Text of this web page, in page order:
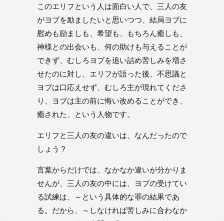
このエリフという人は面白い人で、三人の友
がヨブを励ましたいと思いつつ、結局ヨブに
慰めも励ましも、希望も、もちろん癒しも、
神様との出会いも、何の助けも与えることが
できず、むしろヨブを追い詰め苦しみを増さ
せたのに対し、エリフが語った後、不思議と
ヨブは口応えせず、むしろ主が現れてくださ
り、ヨブは主の前に悔い改めることができ、
癒された、という人物です。
エリフと三人の友の違いは、なんだったので
しょう？
言葉からだけでは、なかなか違いが分かりま
せんが、三人の友の中には、ヨブの受けてい
る試練は、～という具体的な罪の結果であ
る。だから、～しなければ苦しみに合わなか